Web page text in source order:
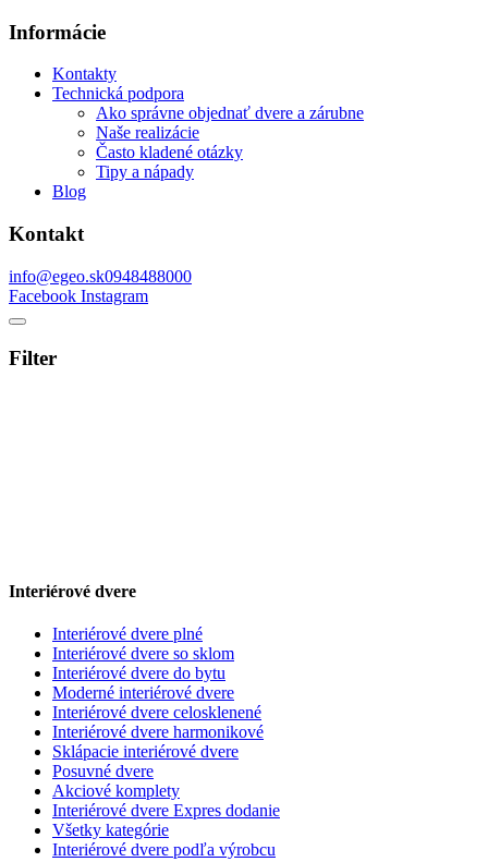
Informácie
Kontakty
Technická podpora
Ako správne objednať dvere a zárubne
Naše realizácie
Často kladené otázky
Tipy a nápady
Blog
Kontakt
info@egeo.sk0948488000
Facebook Instagram
Filter
Interiérové dvere
Interiérové dvere plné
Interiérové dvere so sklom
Interiérové dvere do bytu
Moderné interiérové dvere
Interiérové dvere celosklenené
Interiérové dvere harmonikové
Sklápacie interiérové dvere
Posuvné dvere
Akciové komplety
Interiérové dvere Expres dodanie
Všetky kategórie
Interiérové dvere podľa výrobcu